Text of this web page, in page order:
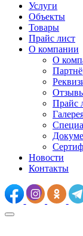
Услуги
Объекты
Товары
Прайс лист
О компании
О
Прайс
Новости
Контакты